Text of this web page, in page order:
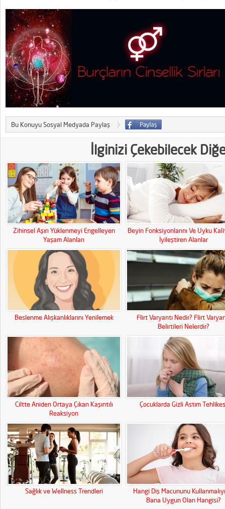
Bu Konuyu Sosyal Medyada Paylaş
İlginizi Çekebilecek
Zihinsel Aşırı Yüklenmeyi Engelleyen
Yaşam Alanları
Beyin Fonksiyonlarını Ve Uyku
İyileştiren Alanlar
Beslenme Alışkanlıklarını Yenilemek
Flirt Varyantı Nedir? Flirt
Belirtileri Nelerdir?
Ciltte Aniden Ortaya Çıkan Kaşıntılı
Reaksiyon
Çocuklarda Gizli Astım
Sağlık ve Wellness Trendleri
Hangi Diş Macununu
Bana Uygun Olan Hangisi?